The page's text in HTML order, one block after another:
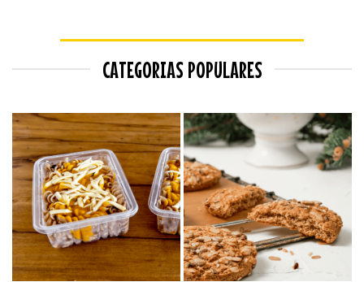
CATEGORIAS POPULARES